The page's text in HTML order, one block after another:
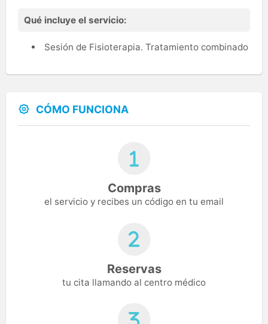
Qué incluye el servicio:
Sesión de Fisioterapia. Tratamiento combinado
CÓMO FUNCIONA
Compras
el servicio y recibes un código en tu email
Reservas
tu cita llamando al centro médico